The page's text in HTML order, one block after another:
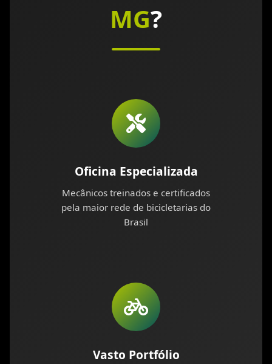
MG?
Oficina Especializada
Mecânicos treinados e certificados
pela maior rede de bicicletarias do
Brasil
Vasto Portfólio